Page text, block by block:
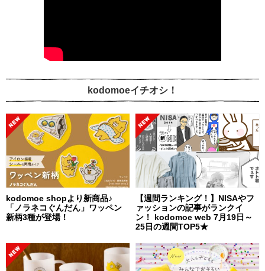
kodomoeイチオシ！
kodomoe shopより新商品♪
「ノラネコぐんだん」ワッペン
新柄3種が登場！
【週間ランキング！】NISAやフ
ァッションの記事がランクイ
ン！ kodomoe web 7月19日～
25日の週間TOP5★